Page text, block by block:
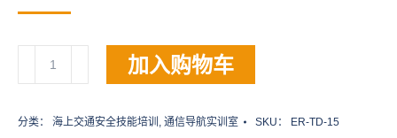
达
加入购物车
分类： 海上交通安全技能培训 通信导航实训室 SKU： ER-TD-15